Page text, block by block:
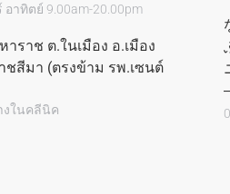
อาทิตย์ 9.00am-20.00pm
าราช ต.ในเมือง อ.เมือง
ชสีมา (ตรงข้าม รพ.เซนต์
งในคลีนิค